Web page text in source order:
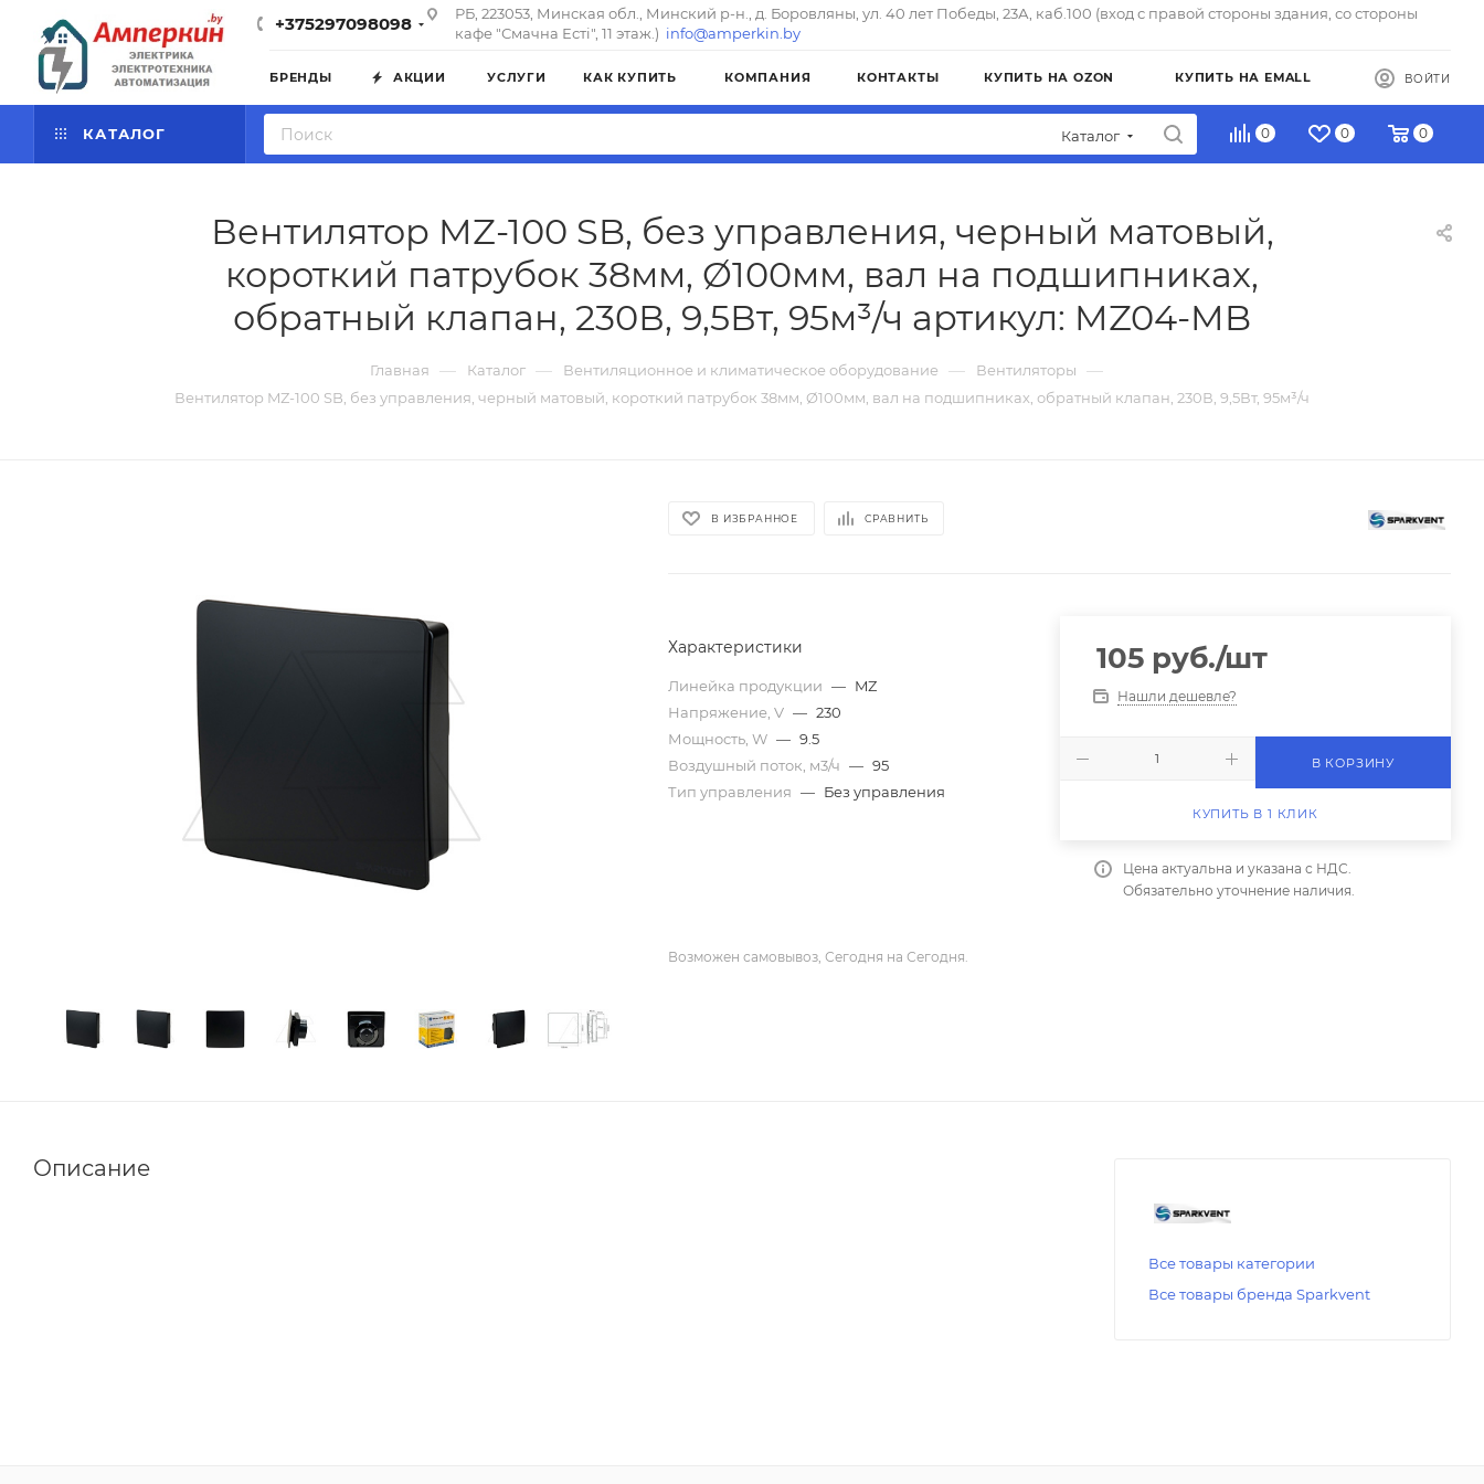
+375297098098
РБ, 223053, Минская обл., Минский р-н., д. Боровляны, ул. 40 лет Победы, 23А, каб.100 (вход с правой стороны здания, со стороны
кафе "Смачна Естi", 11 этаж.) info@amperkin.by
БРЕНДЫ АКЦИИ УСЛУГИ КАК КУПИТЬ КОМПАНИЯ КОНТАКТЫ КУПИТЬ НА OZON КУПИТЬ НА EMALL ВОЙТИ
КАТАЛОГ Каталог 0 0 0
Вентилятор MZ-100 SB, без управления, черный матовый,
короткий патрубок 38мм, Ø100мм, вал на подшипниках,
обратный клапан, 230В, 9,5Вт, 95м³/ч артикул: MZ04-MB
Главная — Каталог — Вентиляционное и климатическое оборудование — Вентиляторы —
Вентилятор MZ-100 SB, без управления, черный матовый, короткий патрубок 38мм, Ø100мм, вал на подшипниках, обратный клапан, 230В, 9,5Вт, 95м³/ч
В ИЗБРАННОЕ СРАВНИТЬ
Характеристики
Линейка продукции — MZ
Напряжение, V — 230
Мощность, W — 9.5
Воздушный поток, м3/ч — 95
Тип управления — Без управления
105руб./шт
Нашли дешевле?
В КОРЗИНУ
КУПИТЬ В 1 КЛИК
Цена актуальна и указана с НДС.
Обязательно уточнение наличия.
Возможен самовывоз, Сегодня на Сегодня.
Описание
Все товары категории
Все товары бренда Sparkvent